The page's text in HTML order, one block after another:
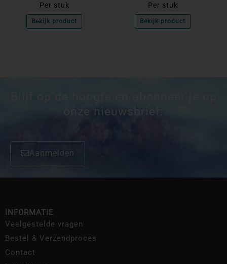
Per stuk
Bekijk product
Per stuk
Bekijk product
onze nieuwsbrief:
Aanmelden
INFORMATIE
Veelgestelde vragen
Bestel & Verzendproces
Contact